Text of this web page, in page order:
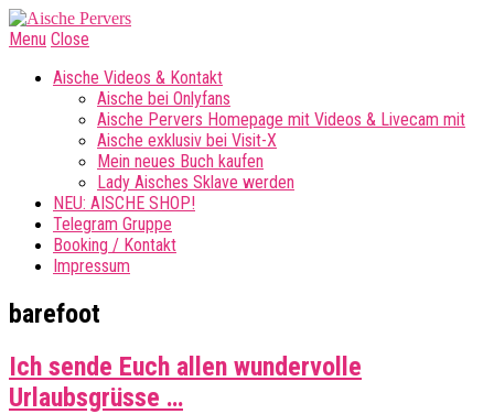
Menu Close
Aische Videos & Kontakt
Aische bei Onlyfans
Aische Pervers Homepage mit Videos & Livecam mit
Aische exklusiv bei Visit-X
Mein neues Buch kaufen
Lady Aisches Sklave werden
NEU: AISCHE SHOP!
Telegram Gruppe
Booking / Kontakt
Impressum
barefoot
Ich sende Euch allen wundervolle
Urlaubsgrüsse …